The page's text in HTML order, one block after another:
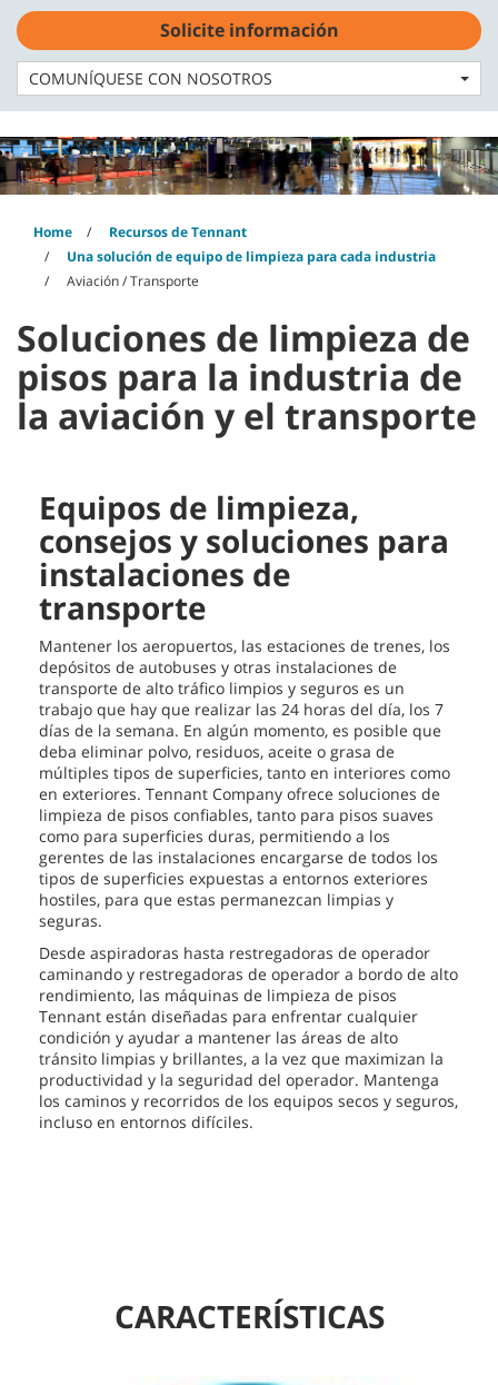
Skip
content
Skip
navigation
menu
Español - América Latina
Home
Recursos de Tennant
Una solución de equipo de limpieza para cada industria
Aviación / Transporte
Soluciones de limpieza de
pisos para la industria de
la aviación y el transporte
Equipos de limpieza,
consejos y soluciones para
instalaciones de
transporte
Mantener los aeropuertos, las estaciones de trenes, los
depósitos de autobuses y otras instalaciones de
transporte de alto tráfico limpios y seguros es un
trabajo que hay que realizar las 24 horas del día, los 7
días de la semana. En algún momento, es posible que
deba eliminar polvo, residuos, aceite o grasa de
múltiples tipos de superficies, tanto en interiores como
en exteriores. Tennant Company ofrece soluciones de
limpieza de pisos confiables, tanto para pisos suaves
como para superficies duras, permitiendo a los
gerentes de las instalaciones encargarse de todos los
tipos de superficies expuestas a entornos exteriores
hostiles, para que estas permanezcan limpias y
seguras.
Desde aspiradoras hasta restregadoras de operador
caminando y restregadoras de operador a bordo de alto
rendimiento, las máquinas de limpieza de pisos
Tennant están diseñadas para enfrentar cualquier
condición y ayudar a mantener las áreas de alto
tránsito limpias y brillantes, a la vez que maximizan la
productividad y la seguridad del operador. Mantenga
los caminos y recorridos de los equipos secos y seguros,
incluso en entornos difíciles.
Solicite información
COMUNÍQUESE CON NOSOTROS
CARACTERÍSTICAS